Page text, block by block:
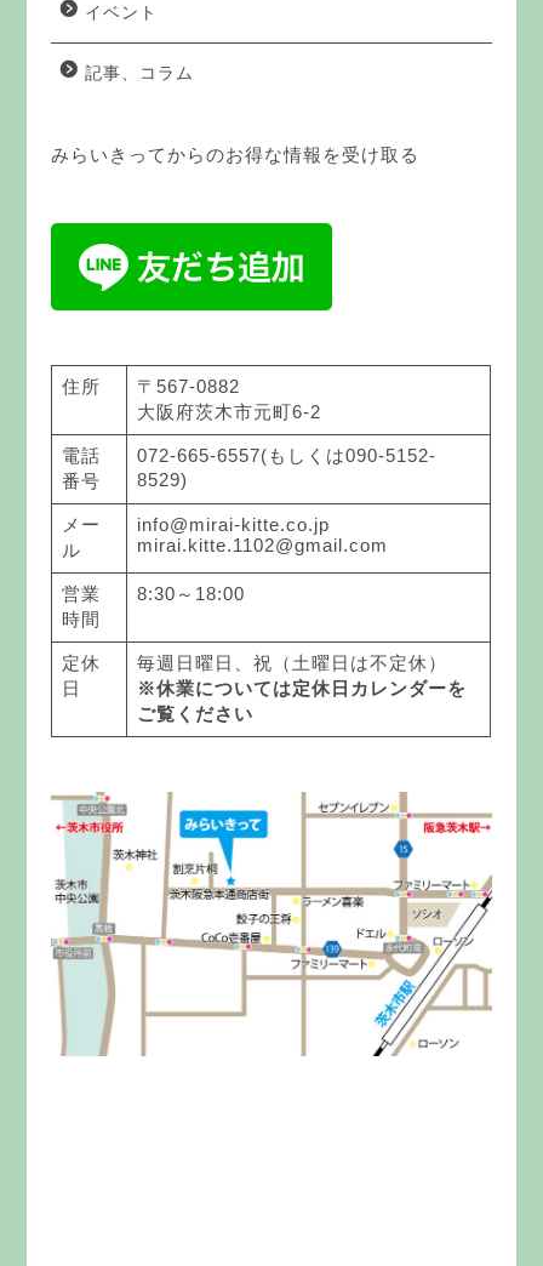
イベント
記事、コラム
みらいきってからのお得な情報を受け取る
住所
〒567-0882
大阪府茨木市元町6-2
電話
番号
072-665-6557(もしくは090-5152-
8529)
メー
ル
info@mirai-kitte.co.jp
mirai.kitte.1102@gmail.com
営業
時間
8:30～18:00
定休
日
毎週日曜日、祝（土曜日は不定休）
※休業については定休日カレンダーを
ご覧ください